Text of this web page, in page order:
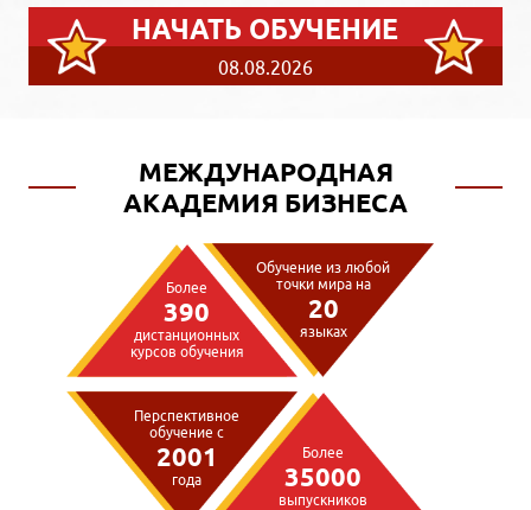
НАЧАТЬ ОБУЧЕНИЕ
08.08.2026
МЕЖДУНАРОДНАЯ
АКАДЕМИЯ БИЗНЕСА
Более
390
дистанционных
курсов обучения
Обучение из любой
точки мира на
20
языках
Перспективное
обучение с
2001
года
Более
35000
выпускников